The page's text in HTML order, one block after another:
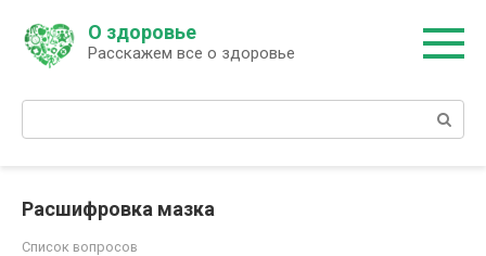
контенту
О здоровье
Расскажем все о здоровье
Поиск:
Расшифровка мазка
Список вопросов